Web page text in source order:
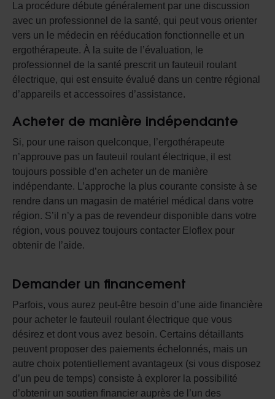
La procédure débute généralement par une discussion
avec un professionnel de la santé, qui peut vous orienter
vers un le médecin en rééducation fonctionnelle et un
ergothérapeute. À la suite de l’évaluation, le
professionnel de la santé prescrit un fauteuil roulant
électrique, qui est ensuite évalué dans un centre régional
d’appareils et accessoires d’assistance.
Acheter de manière indépendante
Si, pour une raison quelconque, l’ergothérapeute
n’approuve pas un fauteuil roulant électrique, il est
toujours possible d’en acheter un de manière
indépendante. L’approche la plus courante consiste à se
rendre dans un magasin de matériel médical dans votre
région. S’il n’y a pas de revendeur disponible dans votre
région, vous pouvez toujours contacter Eloflex pour
obtenir de l’aide.
Demander un financement
Parfois, vous aurez peut-être besoin d’une aide financière
pour acheter le fauteuil roulant électrique que vous
désirez et dont vous avez besoin. Certains détaillants
peuvent proposer des paiements échelonnés, mais un
autre choix potentiellement avantageux (si vous disposez
d’un peu de temps) consiste à explorer la possibilité
d’obtenir un soutien financier auprès de l’un des